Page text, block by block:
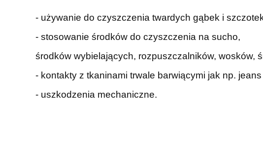
- używanie do czyszczenia twardych gąbek i
- stosowanie środków do czyszczenia na sucho,
środków wybielających, rozpuszczalników, wosków,
- kontakty z tkaninami trwale barwiącymi jak np.
- uszkodzenia mechaniczne.